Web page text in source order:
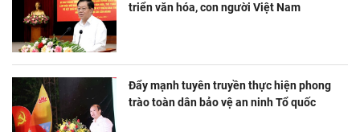
triển văn hóa, con người Việt Nam
Đẩy mạnh tuyên truyền thực hiện phong
trào toàn dân bảo vệ an ninh Tổ quốc